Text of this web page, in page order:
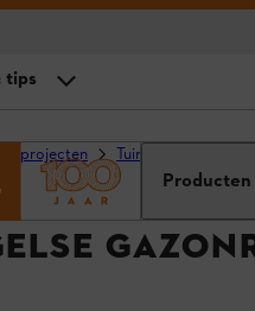
Producten
en projecten Tuinonderhoud
tips
gereedschap
tips